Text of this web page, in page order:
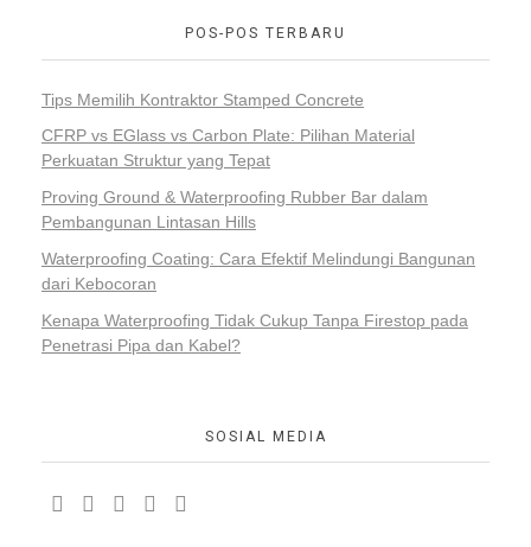
POS-POS TERBARU
Tips Memilih Kontraktor Stamped Concrete
CFRP vs EGlass vs Carbon Plate: Pilihan Material
Perkuatan Struktur yang Tepat
Proving Ground & Waterproofing Rubber Bar dalam
Pembangunan Lintasan Hills
Waterproofing Coating: Cara Efektif Melindungi Bangunan
dari Kebocoran
Kenapa Waterproofing Tidak Cukup Tanpa Firestop pada
Penetrasi Pipa dan Kabel?
SOSIAL MEDIA